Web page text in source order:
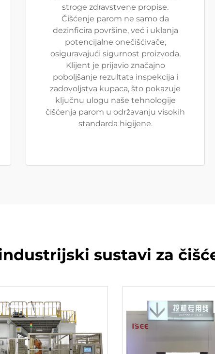
stroge zdravstvene propise.
Čišćenje parom ne samo da
dezinficira površine, već i uklanja
potencijalne onečišćivače,
osiguravajući sigurnost proizvoda.
Klijent je prijavio značajno
poboljšanje rezultata inspekcija i
zadovoljstva kupaca, što pokazuje
ključnu ulogu naše tehnologije
čišćenja parom u održavanju visokih
standarda higijene.
sustavi za